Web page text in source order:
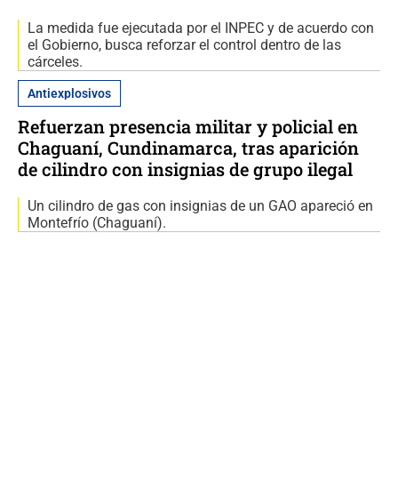
La medida fue ejecutada por el INPEC y de acuerdo con
el Gobierno, busca reforzar el control dentro de las
cárceles.
Antiexplosivos
Refuerzan presencia militar y policial en
Chaguaní, Cundinamarca, tras aparición
de cilindro con insignias de grupo ilegal
Un cilindro de gas con insignias de un GAO apareció en
Montefrío (Chaguaní).